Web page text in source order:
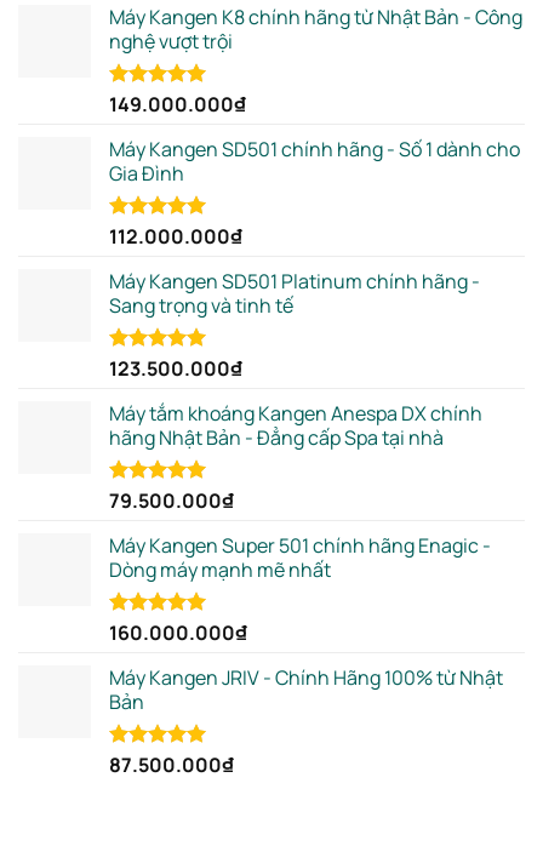
Máy Kangen K8 chính hãng từ Nhật Bản - Công
nghệ vượt trội
Rated5.00
149.000.000₫
Máy Kangen SD501 chính hãng - Số 1 dành cho
Gia Đình
Rated5.00
112.000.000₫
Máy Kangen SD501 Platinum chính hãng -
Sang trọng và tinh tế
Rated5.00
123.500.000₫
Máy tắm khoáng Kangen Anespa DX chính
hãng Nhật Bản - Đẳng cấp Spa tại nhà
Rated5.00
79.500.000₫
Máy Kangen Super 501 chính hãng Enagic -
Dòng máy mạnh mẽ nhất
Rated5.00
160.000.000₫
Máy Kangen JRIV - Chính Hãng 100% từ Nhật
Bản
Rated5.00
87.500.000₫